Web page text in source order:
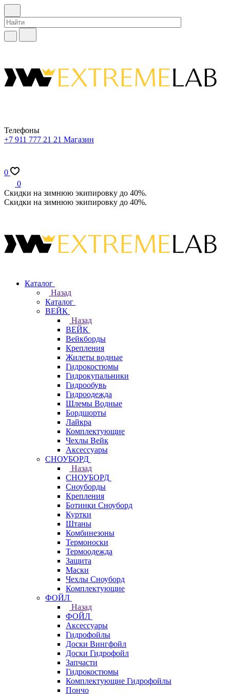
Телефоны
+7 911 777 21 21 Магазин
0
0
Скидки на зимнюю экипировку до 40%.
Скидки на зимнюю экипировку до 40%.
Каталог
Назад
Каталог
ВЕЙК
Назад
ВЕЙК
Вейкборды
Крепления
Жилеты водные
Гидрокостюмы
Гидрокупальники
Гидрообувь
Гидроодежда
Шлемы Водные
Бордшорты
Лайкра
Комплектующие
Чехлы Вейк
Аксессуары
СНОУБОРД
Назад
СНОУБОРД
Сноуборды
Крепления
Ботинки Сноуборд
Куртки
Штаны
Комбинезоны
Термоноски
Термоодежда
Защита
Маски
Чехлы Сноуборд
Комплектующие
ФОЙЛ
Назад
ФОЙЛ
Аксессуары
Гидрофойлы
Доски Вингфойл
Доски Гидрофойл
Запчасти
Гидрокостюмы
Комплектующие Гидрофойлы
Пончо